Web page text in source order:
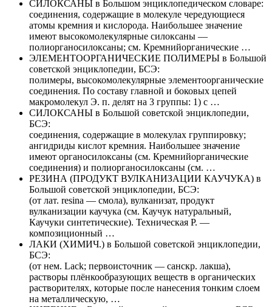
СИЛОКСАНЫ в Большом энциклопедическом словаре:
соединения, содержащие в молекуле чередующиеся
атомы кремния и кислорода. Наибольшее значение
имеют высокомолекулярные силоксаны —
полиорганосилоксаны; см. Кремнийорганические …
ЭЛЕМЕНТООРГАНИЧЕСКИЕ ПОЛИМЕРЫ в Большой
советской энциклопедии, БСЭ:
полимеры, высокомолекулярные элементоорганические
соединения. По составу главной и боковых цепей
макромолекул Э. п. делят на 3 группы: 1) с …
СИЛОКСАНЫ в Большой советской энциклопедии,
БСЭ:
соединения, содержащие в молекулах группировку;
ангидриды кислот кремния. Наибольшее значение
имеют органосилоксаны (см. Кремнийорганические
соединения) и полиорганосилоксаны (см. …
РЕЗИНА (ПРОДУКТ ВУЛКАНИЗАЦИИ КАУЧУКА) в
Большой советской энциклопедии, БСЭ:
(от лат. resina — смола), вулканизат, продукт
вулканизации каучука (см. Каучук натуральный,
Каучуки синтетические). Техническая Р. —
композиционный …
ЛАКИ (ХИМИЧ.) в Большой советской энциклопедии,
БСЭ:
(от нем. Lack; первоисточник — санскр. лакша),
растворы плёнкообразующих веществ в органических
растворителях, которые после нанесения тонким слоем
на металлическую, …